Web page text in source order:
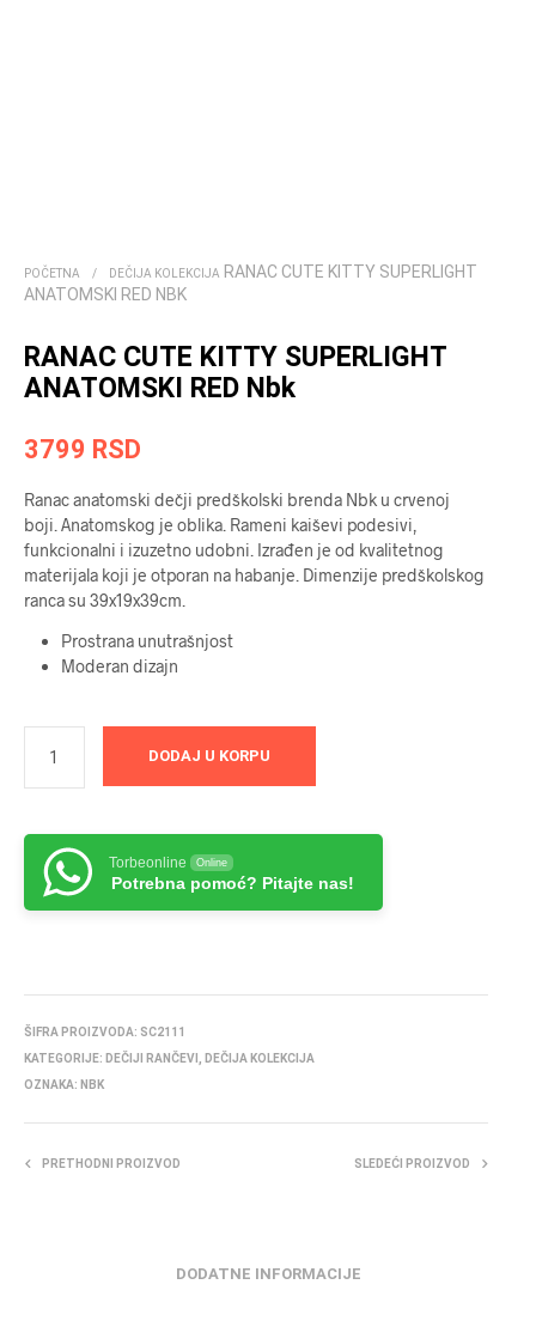
POČETNA / DEČIJA KOLEKCIJA RANAC CUTE KITTY SUPERLIGHT
ANATOMSKI RED NBK
RANAC CUTE KITTY SUPERLIGHT
ANATOMSKI RED Nbk
3799 RSD
Ranac anatomski dečji predškolski brenda Nbk u crvenoj
boji. Anatomskog je oblika. Rameni kaiševi podesivi,
funkcionalni i izuzetno udobni. Izrađen je od kvalitetnog
materijala koji je otporan na habanje. Dimenzije predškolskog
ranca su 39x19x39cm.
Prostrana unutrašnjost
Moderan dizajn
DODAJ U KORPU
Torbeonline Online
Potrebna pomoć? Pitajte nas!
ŠIFRA PROIZVODA: SC2111
KATEGORIJE: DEČIJI RANČEVI
DEČIJA KOLEKCIJA
OZNAKA: NBK
PRETHODNI PROIZVOD SLEDEĆI PROIZVOD
DODATNE INFORMACIJE